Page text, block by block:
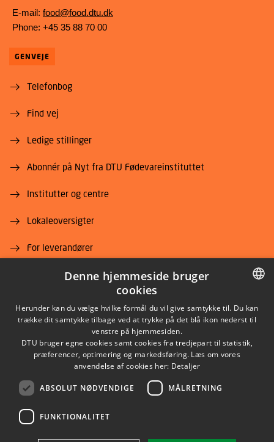
E-mail: food@food.dtu.dk
Phone: +45 35 88 70 00
GENVEJE
Telefonbog
Find vej
Ledige stillinger
Abonnér på Nyt fra DTU Fødevareinstituttet
Institutter og centre
Lokaleoversigter
For leverandører
Job og karriere
LINKEDIN
YOUTUBE
DANISH
ENGLISH
Denne hjemmeside bruger
cookies
Herunder kan du vælge hvilke formål du vil give samtykke til. Du kan
trække dit samtykke tilbage ved at trykke på det blå ikon nederst til
venstre på hjemmesiden.
DTU bruger egne cookies samt cookies fra tredjepart til statistik,
præferencer, optimering og markedsføring. Læs om vores
anvendelse af cookies her: Detaljer
ABSOLUT NØDVENDIGE MÅLRETNING
FUNKTIONALITET